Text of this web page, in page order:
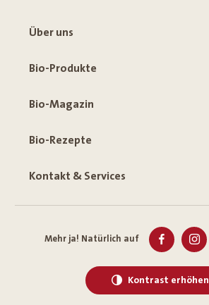
Über uns
Bio-Produkte
Bio-Magazin
Bio-Rezepte
Kontakt & Services
Mehr ja! Natürlich auf
Kontrast erhöhen